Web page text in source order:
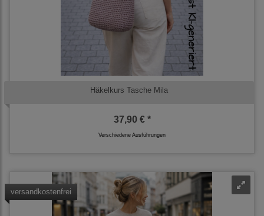
Häkelkurs Tasche Mila
37,90 € *
Verschiedene Ausführungen
versandkostenfrei